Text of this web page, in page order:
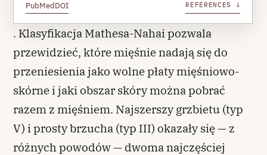
PubMedDOI REFERENCES ↓
. Klasyfikacja Mathesa-Nahai pozwala
przewidzieć, które mięśnie nadają się do
przeniesienia jako wolne płaty mięśniowo-
skórne i jaki obszar skóry można pobrać
razem z mięśniem. Najszerszy grzbietu (typ
V) i prosty brzucha (typ III) okazały się — z
różnych powodów — dwoma najczęściej